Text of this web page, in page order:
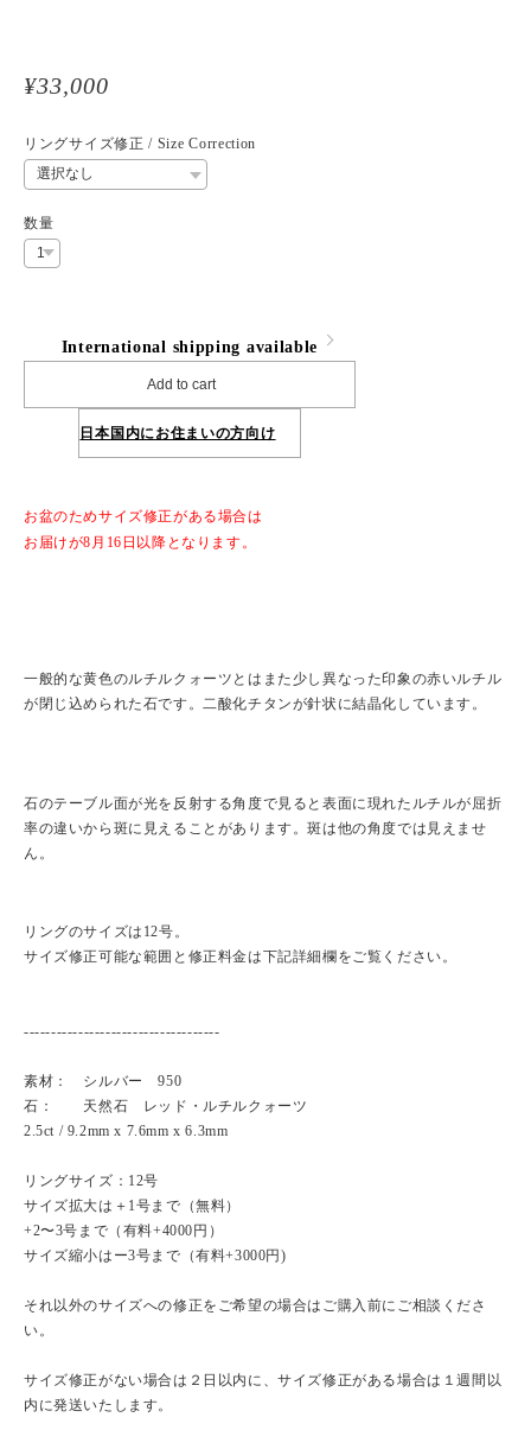
¥33,000
リングサイズ修正 / Size Correction
数量
International shipping available
Add to cart
日本国内にお住まいの方向け
お盆のためサイズ修正がある場合は
お届けが8月16日以降となります。
一般的な黄色のルチルクォーツとはまた少し異なった印象の赤いルチル
が閉じ込められた石です。二酸化チタンが針状に結晶化しています。
石のテーブル面が光を反射する角度で見ると表面に現れたルチルが屈折
率の違いから斑に見えることがあります。斑は他の角度では見えませ
ん。
リングのサイズは12号。
サイズ修正可能な範囲と修正料金は下記詳細欄をご覧ください。
------------------------------------
素材： シルバー 950
石： 天然石 レッド・ルチルクォーツ
2.5ct / 9.2mm x 7.6mm x 6.3mm
リングサイズ：12号
サイズ拡大は＋1号まで（無料）
+2〜3号まで（有料+4000円）
サイズ縮小はー3号まで（有料+3000円)
それ以外のサイズへの修正をご希望の場合はご購入前にご相談くださ
い。
サイズ修正がない場合は２日以内に、サイズ修正がある場合は１週間以
内に発送いたします。